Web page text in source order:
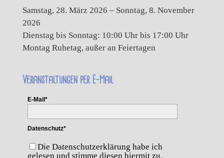
Samstag, 28. März 2026 – Sonntag, 8. November
2026
Dienstag bis Sonntag: 10:00 Uhr bis 17:00 Uhr
Montag Ruhetag, außer an Feiertagen
Veranstaltungen per E-Mail
E-Mail*
Datenschutz*
Die Datenschutzerklärung habe ich
gelesen und stimme diesen hiermit zu.